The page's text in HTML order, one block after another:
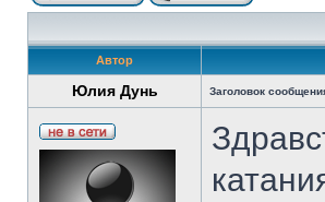
Автор
Юлия Дунь Заголовок